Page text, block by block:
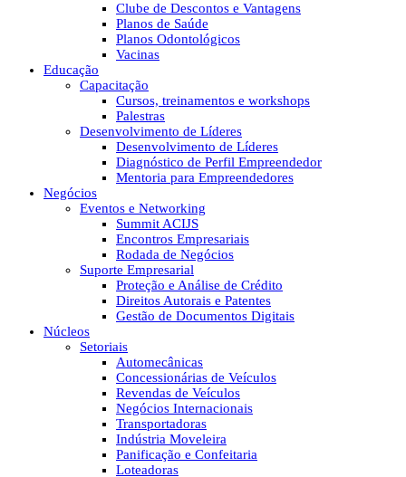
Clube de Descontos e Vantagens
Planos de Saúde
Planos Odontológicos
Vacinas
Educação
Capacitação
Cursos, treinamentos e workshops
Palestras
Desenvolvimento de Líderes
Desenvolvimento de Líderes
Diagnóstico de Perfil Empreendedor
Mentoria para Empreendedores
Negócios
Eventos e Networking
Summit ACIJS
Encontros Empresariais
Rodada de Negócios
Suporte Empresarial
Proteção e Análise de Crédito
Direitos Autorais e Patentes
Gestão de Documentos Digitais
Núcleos
Setoriais
Automecânicas
Concessionárias de Veículos
Revendas de Veículos
Negócios Internacionais
Transportadoras
Indústria Moveleira
Panificação e Confeitaria
Loteadoras